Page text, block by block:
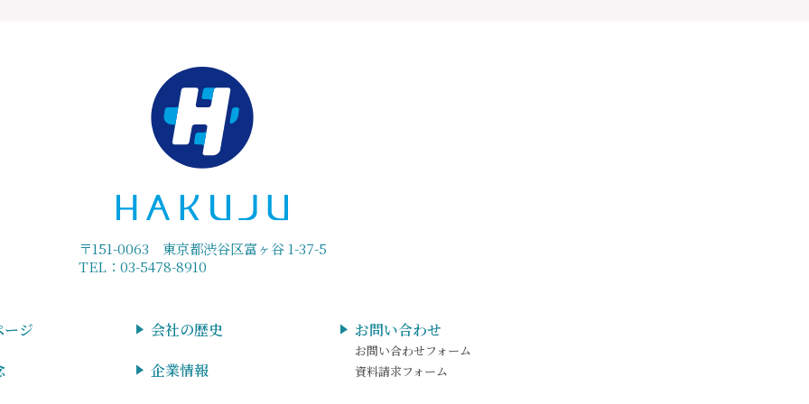
〒151-0063 東京都渋谷区富ヶ谷 1-37-5
TEL：03-5478-8910
ージ
会社の歴史
企業情報
お問い合わせ
お問い合わせフォーム
資料請求フォーム